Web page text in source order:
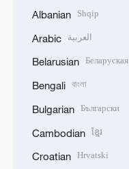
Albanian Shqip
Arabic العربية
Belarusian Беларуская
Bengali বাংলা
Bulgarian Български
Cambodian ខ្មែរ
Croatian Hrvatski